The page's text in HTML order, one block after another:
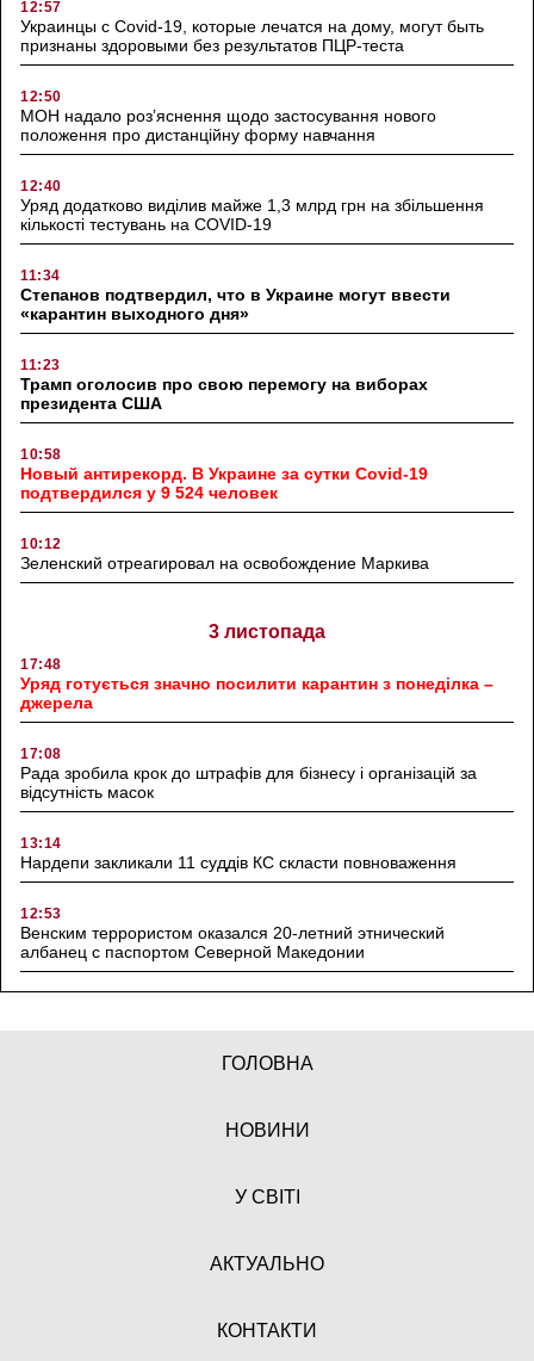
12:57
Украинцы с Covid-19, которые лечатся на дому, могут быть
признаны здоровыми без результатов ПЦР-теста
12:50
МОН надало роз’яснення щодо застосування нового
положення про дистанційну форму навчання
12:40
Уряд додатково виділив майже 1,3 млрд грн на збільшення
кількості тестувань на COVID-19
11:34
Степанов подтвердил, что в Украине могут ввести
«карантин выходного дня»
11:23
Трамп оголосив про свою перемогу на виборах
президента США
10:58
Новый антирекорд. В Украине за сутки Covid-19
подтвердился у 9 524 человек
10:12
Зеленский отреагировал на освобождение Маркива
3 листопада
17:48
Уряд готується значно посилити карантин з понеділка –
джерела
17:08
Рада зробила крок до штрафів для бізнесу і організацій за
відсутність масок
13:14
Нардепи закликали 11 суддів КС скласти повноваження
12:53
Венским террористом оказался 20-летний этнический
албанец с паспортом Северной Македонии
ГОЛОВНА
НОВИНИ
У СВІТІ
АКТУАЛЬНО
КОНТАКТИ